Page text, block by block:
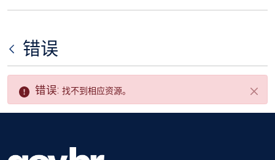
错误
关闭
错误: 找不到相应资源。